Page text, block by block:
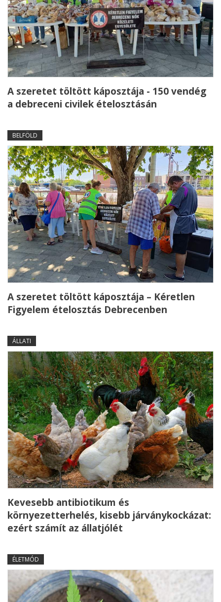
A szeretet töltött káposztája - 150 vendég
a debreceni civilek ételosztásán
BELFÖLD
A szeretet töltött káposztája – Kéretlen
Figyelem ételosztás Debrecenben
ÁLLATI
Kevesebb antibiotikum és
környezetterhelés, kisebb járványkockázat:
ezért számít az állatjólét
ÉLETMÓD